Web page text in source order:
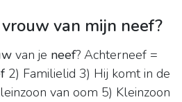
van mijn neef?
van je neef? Achterneef =
2) Familielid 3) Hij komt in de
van oom 5) Kleinzoon